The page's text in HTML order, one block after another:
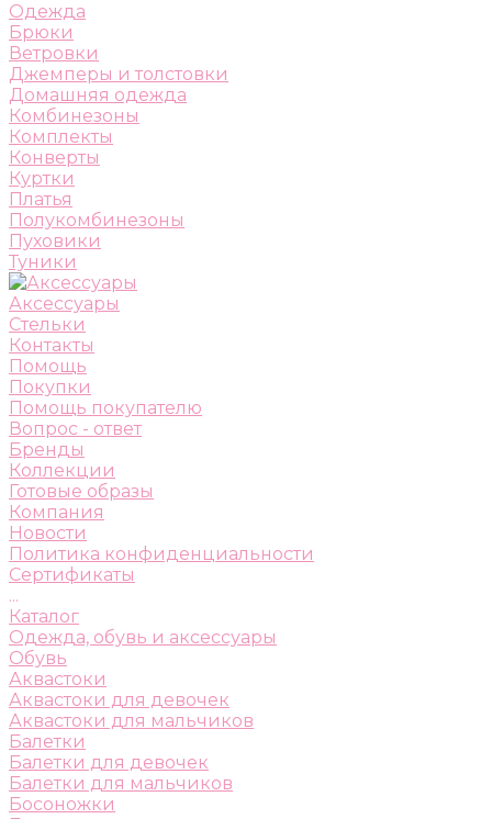
Одежда
Брюки
Ветровки
Джемперы и толстовки
Домашняя одежда
Комбинезоны
Комплекты
Конверты
Куртки
Платья
Полукомбинезоны
Пуховики
Туники
Аксессуары
Стельки
Контакты
Помощь
Покупки
Помощь покупателю
Вопрос - ответ
Бренды
Коллекции
Готовые образы
Компания
Новости
Политика конфиденциальности
Сертификаты
...
Каталог
Одежда, обувь и аксессуары
Обувь
Аквастоки
Аквастоки для девочек
Аквастоки для мальчиков
Балетки
Балетки для девочек
Балетки для мальчиков
Босоножки